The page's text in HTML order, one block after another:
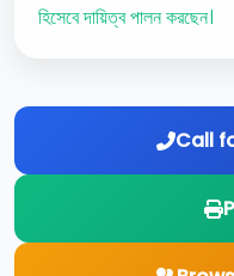
হিসেবে দায়িত্ব পালন করছেন।
Call